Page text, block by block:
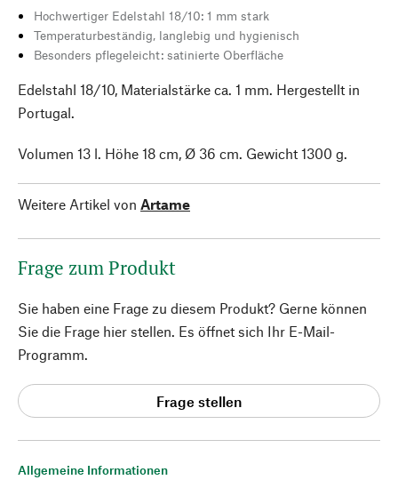
Allgemeine Informationen
Hochwertiger Edelstahl 18/10: 1 mm stark
Temperaturbeständig, langlebig und hygienisch
Besonders pflegeleicht: satinierte Oberfläche
Edelstahl 18/10, Materialstärke ca. 1 mm. Hergestellt in
Portugal.
Volumen 13 l. Höhe 18 cm, Ø 36 cm. Gewicht 1300 g.
Weitere Artikel von Artame
Frage zum Produkt
Sie haben eine Frage zu diesem Produkt? Gerne können
Sie die Frage hier stellen. Es öffnet sich Ihr E-Mail-
Programm.
Frage stellen